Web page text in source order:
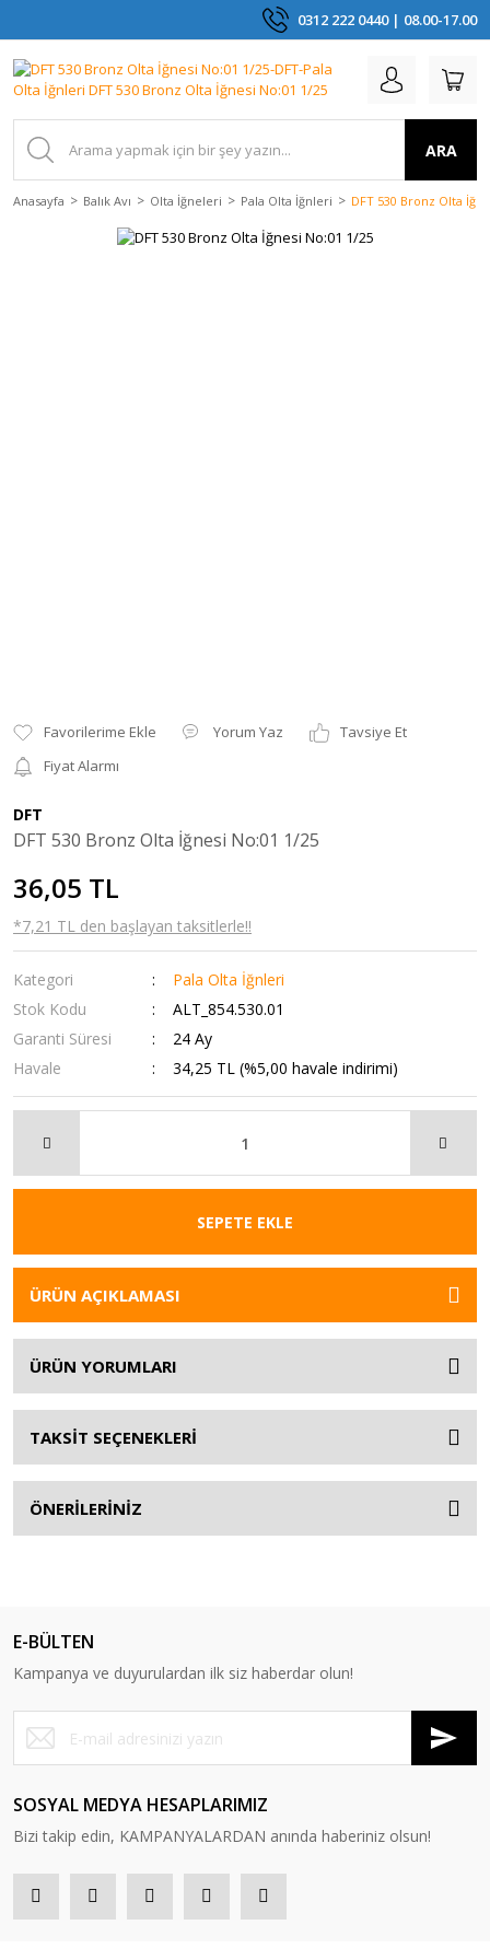
0312 222 0440 | 08.00-17.00
ARA
Anasayfa Balık Avı Olta İğneleri Pala Olta İğnleri DFT 530 Bronz Olta
Yorum Yaz
Tavsiye Et
Fiyat Alarmı
DFT
DFT 530 Bronz Olta İğnesi No:01 1/25
36,05 TL
*7,21 TL den başlayan taksitlerle!!
Kategori
Pala Olta İğnleri
Stok Kodu
ALT_854.530.01
Garanti Süresi
24 Ay
Havale
34,25 TL (%5,00 havale indirimi)
SEPETE EKLE
ÜRÜN AÇIKLAMASI
ÜRÜN YORUMLARI
TAKSİT SEÇENEKLERİ
ÖNERİLERİNİZ
E-BÜLTEN
Kampanya ve duyurulardan ilk siz haberdar olun!
SOSYAL MEDYA HESAPLARIMIZ
Bizi takip edin, KAMPANYALARDAN anında haberiniz olsun!